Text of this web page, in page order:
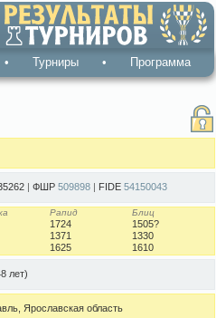
• Турниры • Программа
ФШР 509898 FIDE 54150043
Рапид Блиц
1724
1505?
1371
1330
1625
1610
лет)
Ярославская область